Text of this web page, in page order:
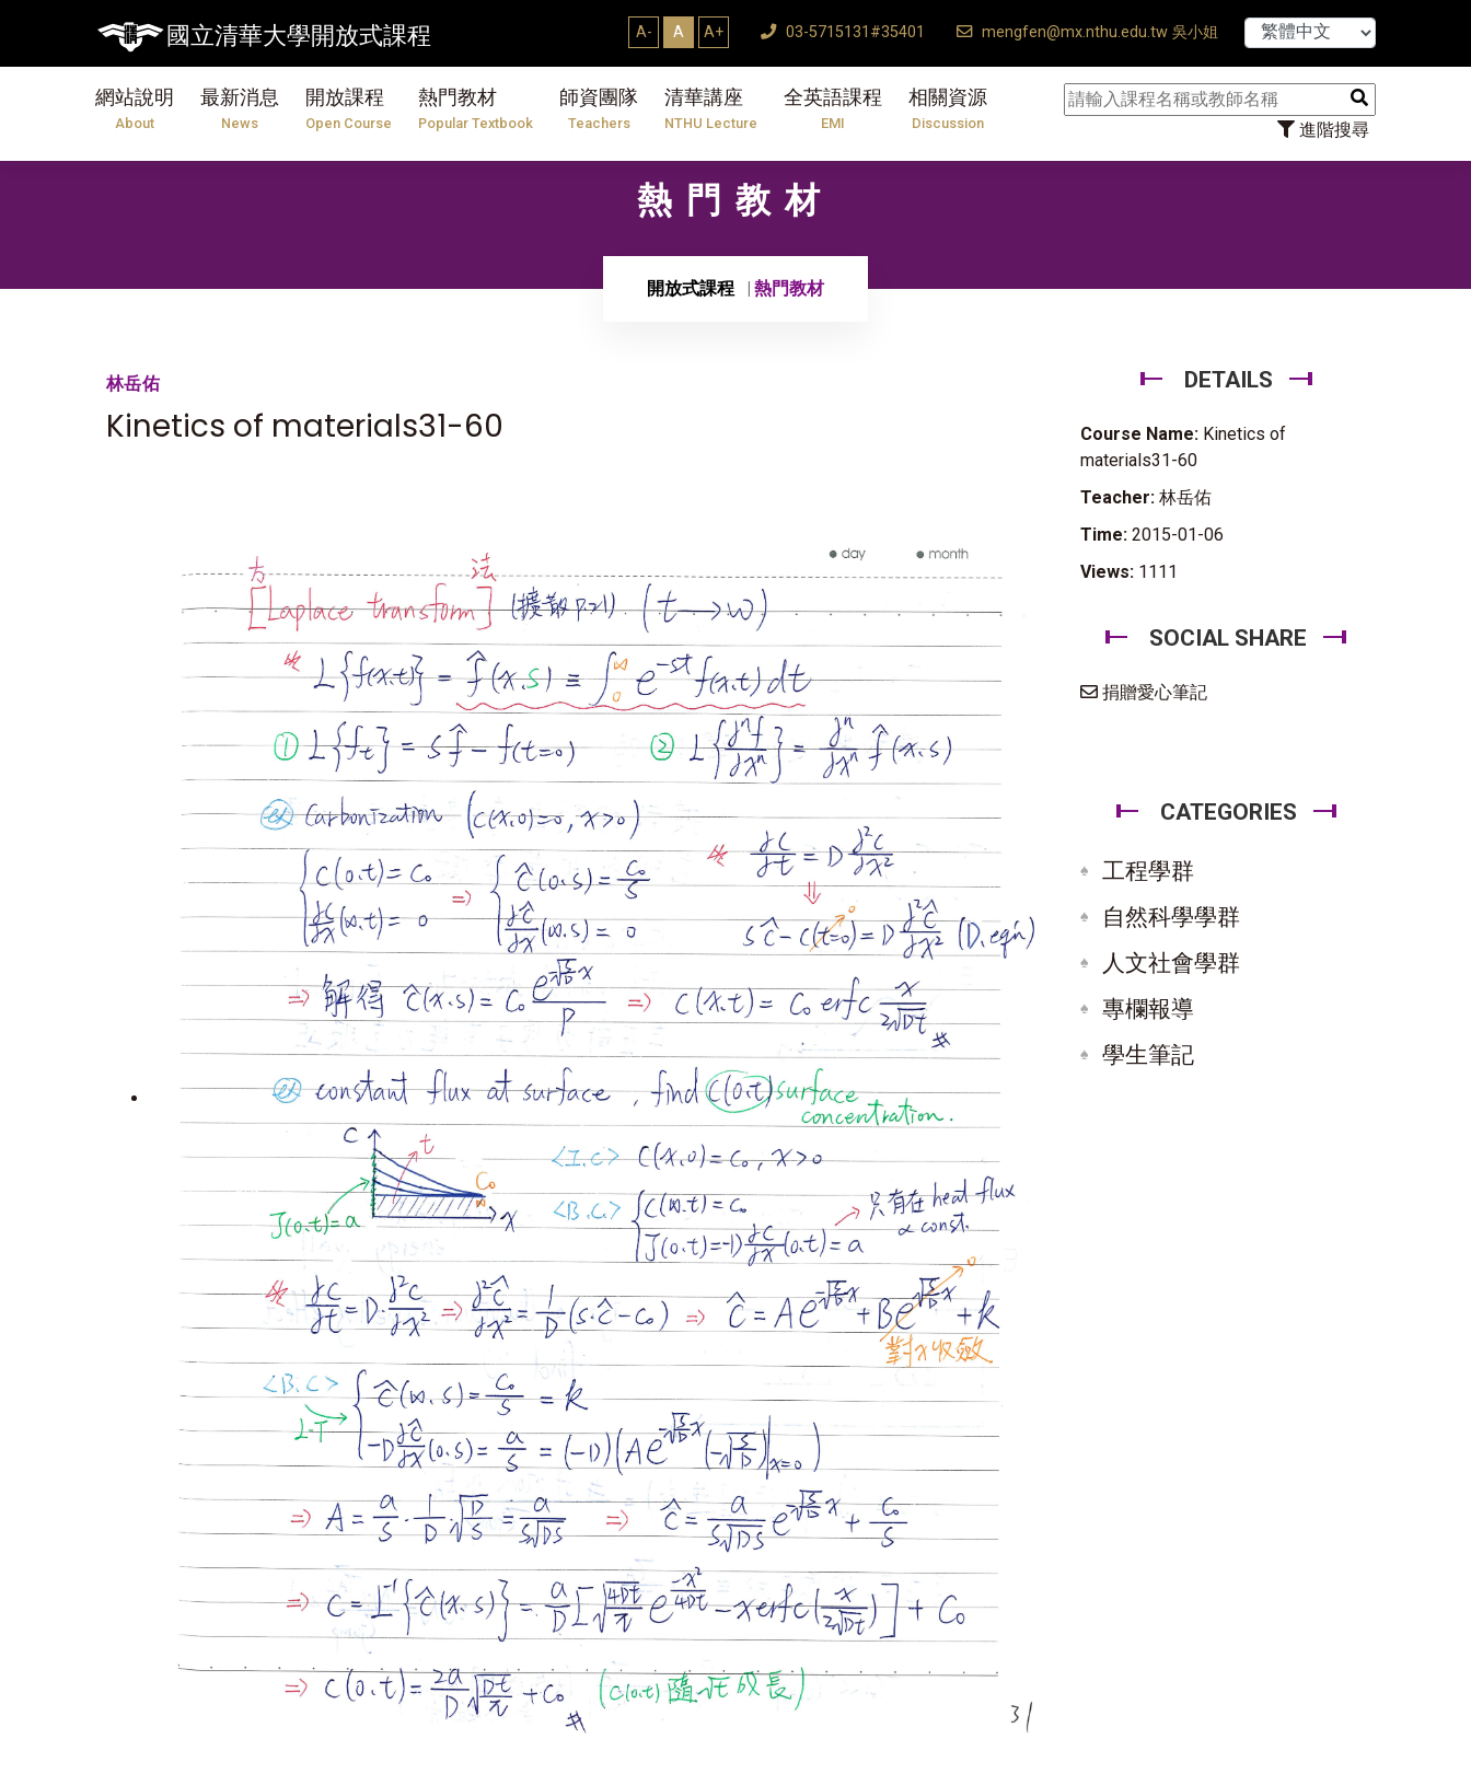
國立清華大學開放式課程 A- A A+ 03-5715131#35401 mengfen@mx.nthu.edu.tw 吳小姐
網站說明
About
最新消息
News
開放課程
Open Course
熱門教材
Popular Textbook
師資團隊
Teachers
清華講座
NTHU Lecture
全英語課程
EMI
相關資源
Discussion 進階搜尋
【7/31】114學年度
熱門教材
開放式課程 熱門教材
林岳佑
Kinetics of materials31-60
DETAILS
Course Name: Kinetics of
materials31-60
Teacher: 林岳佑
Time: 2015-01-06
Views: 1111
SOCIAL SHARE
捐贈愛心筆記
CATEGORIES
工程學群
自然科學學群
人文社會學群
專欄報導
學生筆記